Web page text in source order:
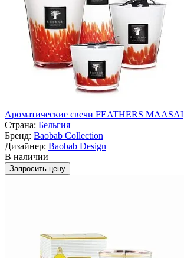
Ароматические свечи FEATHERS MAASAI
Страна: Бельгия
Бренд: Baobab Collection
Дизайнер: Baobab Design
В наличии
Запросить цену